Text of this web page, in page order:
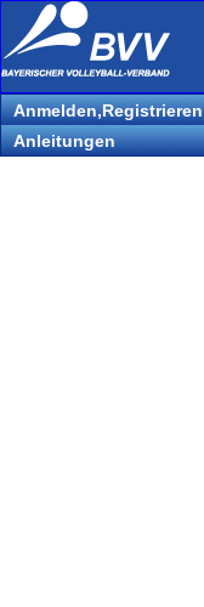
Anmelden,Registrieren
Anleitungen